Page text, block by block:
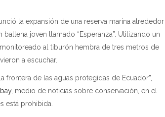
la expansión de una reserva marina alrededor
joven llamado “Esperanza”. Utilizando un
al tiburón hembra de tres metros de
a escuchar.
frontera de las aguas protegidas de Ecuador”,
, medio de noticias sobre conservación, en el
está prohibida.